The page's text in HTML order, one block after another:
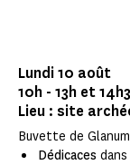
Lundi 10 août
10h - 13h et
Lieu : site
Buvette de
Dédicaces